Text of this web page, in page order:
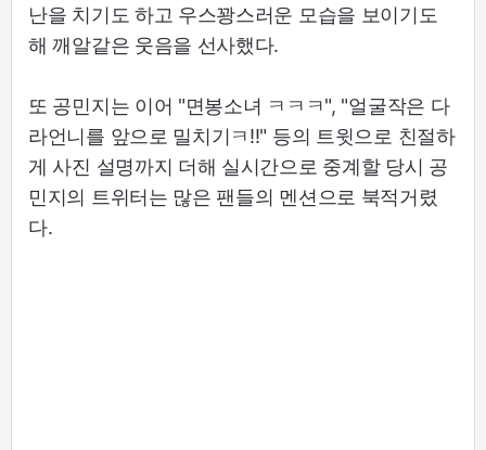
난을 치기도 하고 우스꽝스러운 모습을 보이기도
해 깨알같은 웃음을 선사했다.
또 공민지는 이어 "면봉소녀 ㅋㅋㅋ", "얼굴작은 다
라언니를 앞으로 밀치기ㅋ!!" 등의 트윗으로 친절하
게 사진 설명까지 더해 실시간으로 중계할 당시 공
민지의 트위터는 많은 팬들의 멘션으로 북적거렸
다.